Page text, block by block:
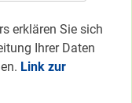
erklären Sie sich
Ihrer Daten
Link zur